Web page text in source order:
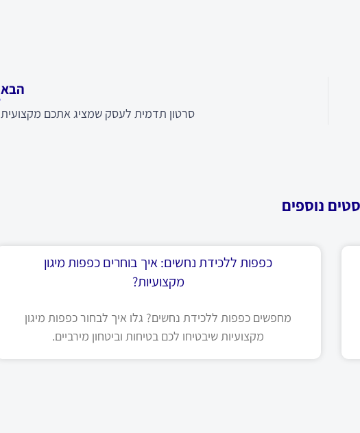
הבא
סרטון תדמית לעסק שמציג אתכם מקצועית
נוספים
כפפות ללכידת נחשים: איך בוחרים כפפות מיגון
מקצועיות?
מחפשים כפפות ללכידת נחשים? גלו איך לבחור כפפות מיגון
מקצועיות שיבטיחו לכם בטיחות וביטחון מירביים.